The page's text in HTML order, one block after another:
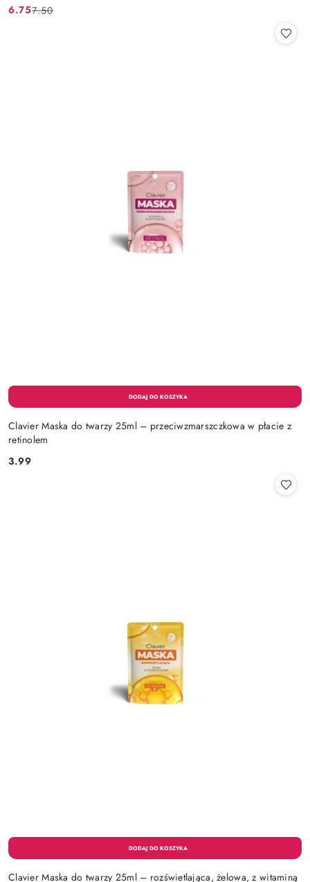
Cena
6.75
Cena7.50
Clavier Maska do twarzy 25ml – przeciwzmarszczkowa w płacie z
retinolem
Cena:
3.99
Clavier Maska do twarzy 25ml – rozświetlająca, żelowa, z witaminą